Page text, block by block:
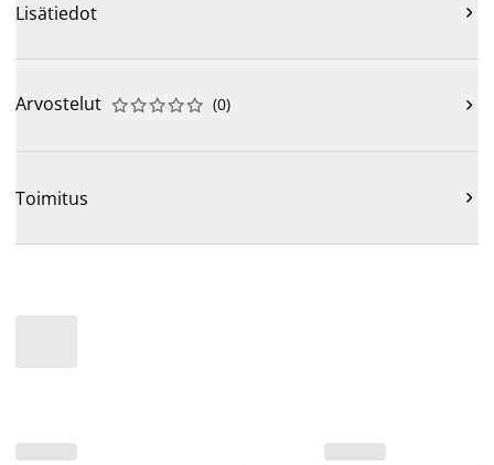
Lisätiedot 
Arvostelut 




 (0) 
Toimitus 